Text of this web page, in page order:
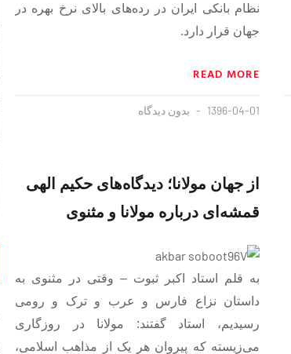
نظام بانکی ایران در رده‌های بالای نرخ بهره در
جهان قرار دارد.
READ MORE
1396-04-01 بدون دیدگاه
از جهان مولانا؛ دیدگاه‌های حکیم الهی‌
قمشه‌ای درباره مولانا و مثنوی
به قلم استاد اکبر‌ ثبوت – وقتی در مثنوی به
داستان نزاع فارس و عرب و ترک و رومی
رسیدیم، استاد گفتند: مولانا در روزگاری
می‌زیسته که پیروان هر یک از مذاهب اسلامی،